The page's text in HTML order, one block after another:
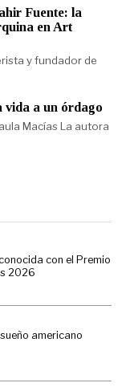
Fuente: la
en Art
y fundador de
vida a un órdago
Macías La autora
con el Premio
2026
americano